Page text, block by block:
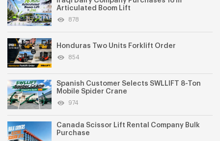
Articulated Boom Lift
878
Honduras Two Units Forklift Order
854
Spanish Customer Selects SWLLIFT 8-Ton
Mobile Spider Crane
974
Canada Scissor Lift Rental Company Bulk
Purchase